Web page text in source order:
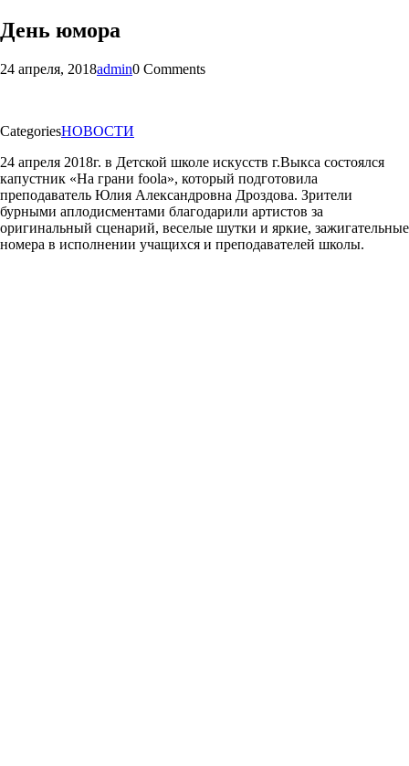
День юмора
24 апреля, 2018admin0 Comments
CategoriesНОВОСТИ
24 апреля 2018г. в Детской школе искусств г.Выкса состоялся
капустник «На грани foola», который подготовила
преподаватель Юлия Александровна Дроздова. Зрители
бурными аплодисментами благодарили артистов за
оригинальный сценарий, веселые шутки и яркие, зажигательные
номера в исполнении учащихся и преподавателей школы.